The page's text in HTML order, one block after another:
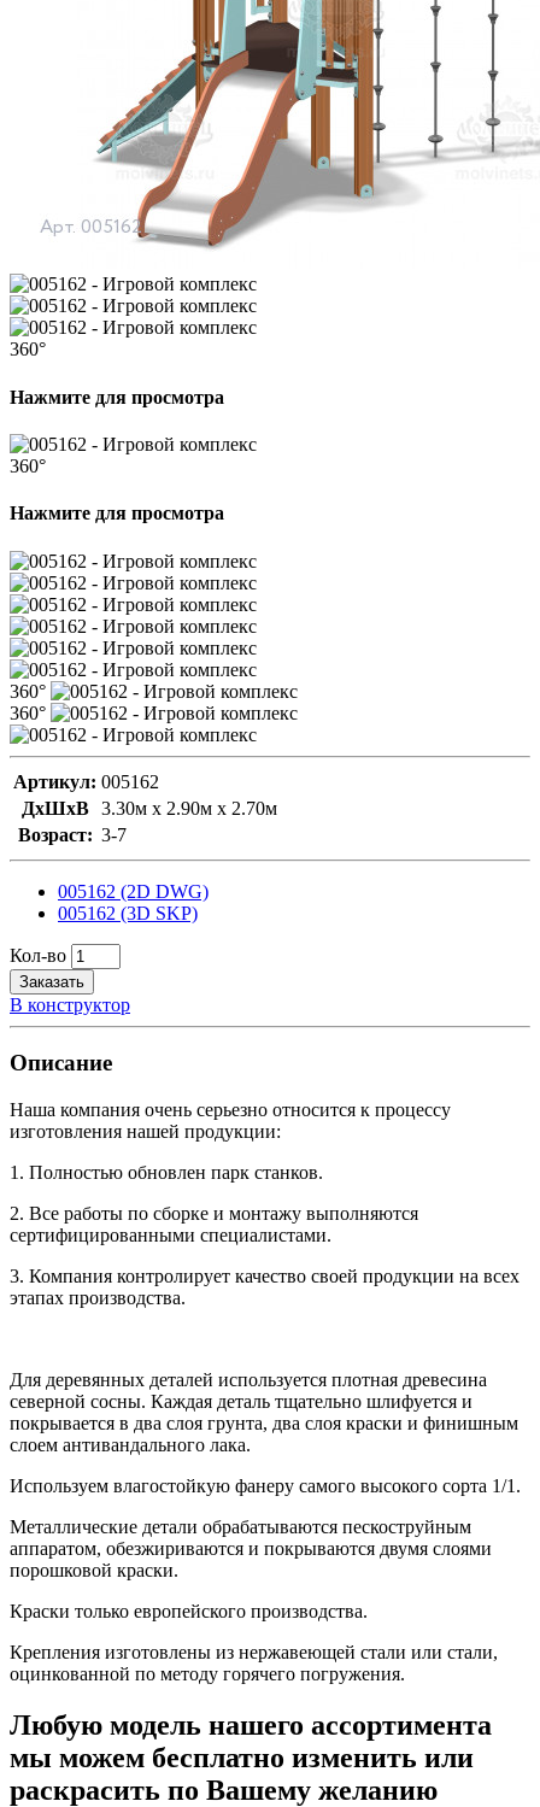
360°
Нажмите для просмотра
360°
Нажмите для просмотра
360°
360°
Артикул: 005162
ДxШxВ
3.30м x 2.90м x 2.70м
Возраст: 3-7
005162 (2D DWG)
005162 (3D SKP)
Кол-во
Заказать
В конструктор
Описание
Наша компания очень серьезно относится к процессу
изготовления нашей продукции:
1. Полностью обновлен парк станков.
2. Все работы по сборке и монтажу выполняются
сертифицированными специалистами.
3. Компания контролирует качество своей продукции на всех
этапах производства.
Для деревянных деталей используется плотная древесина
северной сосны. Каждая деталь тщательно шлифуется и
покрывается в два слоя грунта, два слоя краски и финишным
слоем антивандального лака.
Используем влагостойкую фанеру самого высокого сорта 1/1.
Металлические детали обрабатываются пескоструйным
аппаратом, обезжириваются и покрываются двумя слоями
порошковой краски.
Краски только европейского производства.
Крепления изготовлены из нержавеющей стали или стали,
оцинкованной по методу горячего погружения.
Любую модель нашего ассортимента
мы можем бесплатно изменить или
раскрасить по Вашему желанию